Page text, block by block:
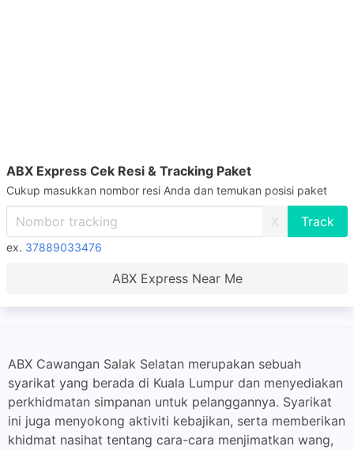
ABX Express Cek Resi & Tracking Paket
Cukup masukkan nombor resi Anda dan temukan posisi paket
X
ex. 37889033476
ABX Express Near Me
ABX Cawangan Salak Selatan merupakan sebuah
syarikat yang berada di Kuala Lumpur dan menyediakan
perkhidmatan simpanan untuk pelanggannya. Syarikat
ini juga menyokong aktiviti kebajikan, serta memberikan
khidmat nasihat tentang cara-cara menjimatkan wang,